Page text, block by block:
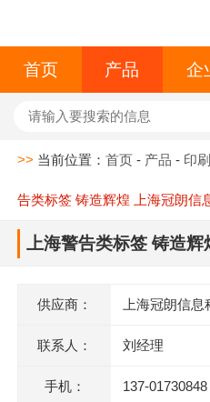
首页 产品 企
>> 当前位置：首页 - 产品 - 印
告类标签 铸造辉煌 上海冠朗信
上海警告类标签 铸造
供应商： 上海冠朗信
联系人： 刘经理
手机： 137-01730848